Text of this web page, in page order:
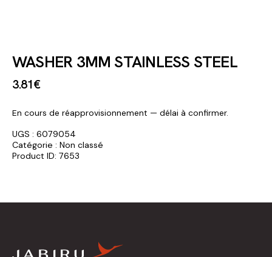
WASHER 3MM STAINLESS STEEL
3.81€
En cours de réapprovisionnement — délai à confirmer.
UGS : 6079054
Catégorie : Non classé
Product ID: 7653